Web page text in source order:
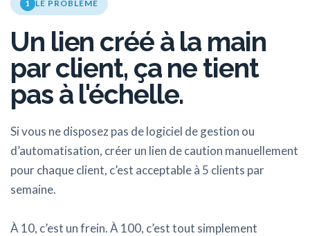
1 LE PROBLÈME
Un lien créé à la main
par client, ça ne tient
pas à l'échelle.
Si vous ne disposez pas de logiciel de gestion ou
d’automatisation, créer un lien de caution manuellement
pour chaque client, c’est acceptable à 5 clients par
semaine.
À 10, c’est un frein. À 100, c’est tout simplement